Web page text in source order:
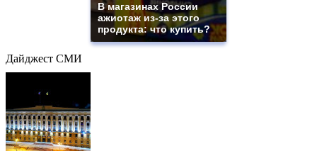
В магазинах России
ажиотаж из-за этого
продукта: что купить?
Дайджест СМИ